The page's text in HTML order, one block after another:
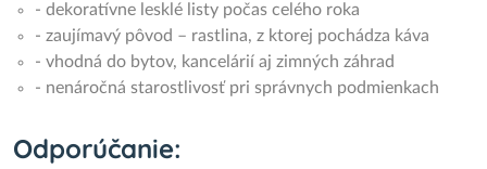
- dekoratívne lesklé listy počas celého roka
- zaujímavý pôvod – rastlina, z ktorej pochádza káva
- vhodná do bytov, kancelárií aj zimných záhrad
- nenáročná starostlivosť pri správnych podmienkach
Odporúčanie: